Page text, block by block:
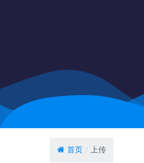
首页 / 上传